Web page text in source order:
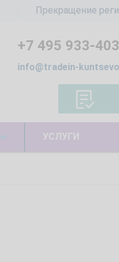
Прекращение
+7 495 933-
info@tradein-
УСЛУГИ